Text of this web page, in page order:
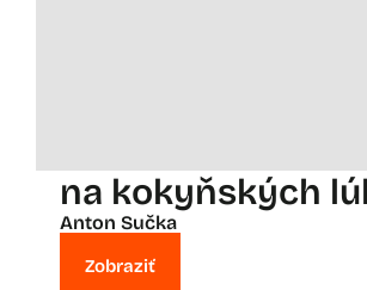
na kokyňských
Anton Sučka
Zobraziť